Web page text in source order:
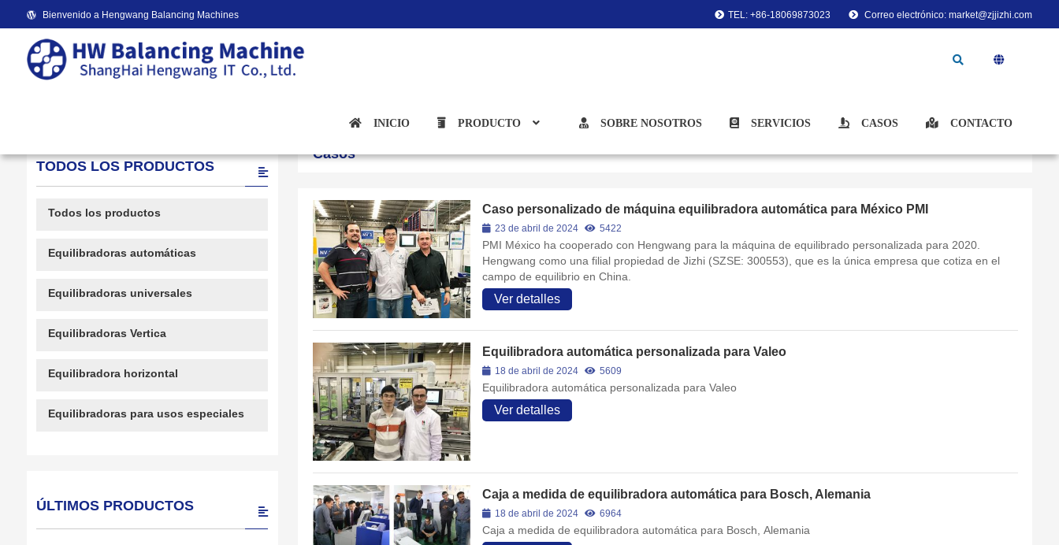
Bienvenido a Hengwang Balancing Machines TEL: +86-18069873023 Correo electrónico: market@zjjizhi.com
INICIO PRODUCTO SOBRE NOSOTROS SERVICIOS CASOS CONTACTO
Casos
Caso personalizado de máquina equilibradora automática para México PMI
23 de abril de 2024 5422
PMI México ha cooperado con Hengwang para la máquina de equilibrado personalizada para 2020.
Hengwang como una filial propiedad de Jizhi (SZSE: 300553), que es la única empresa que cotiza en el
campo de equilibrio en China.
Ver detalles
Equilibradora automática personalizada para Valeo
18 de abril de 2024 5609
Equilibradora automática personalizada para Valeo
Ver detalles
Caja a medida de equilibradora automática para Bosch, Alemania
18 de abril de 2024 6964
Caja a medida de equilibradora automática para Bosch, Alemania
TODOS LOS PRODUCTOS
Todos los productos
Equilibradoras automáticas
Equilibradoras universales
Equilibradoras Vertica
Equilibradora horizontal
Equilibradoras para usos especiales
ÚLTIMOS PRODUCTOS